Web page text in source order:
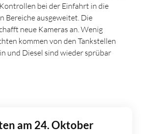
bei der Einfahrt in die
Bereiche ausgeweitet. Die
neue Kameras an. Wenig
kommen von den Tankstellen
und Diesel sind wieder sprübar
am 24. Oktober